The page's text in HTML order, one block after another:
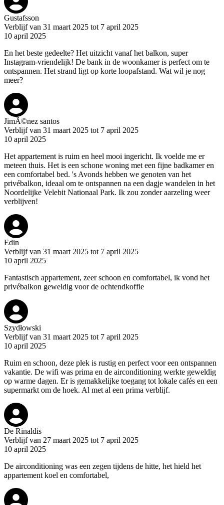
Gustafsson
Verblijf van 31 maart 2025 tot 7 april 2025
10 april 2025
En het beste gedeelte? Het uitzicht vanaf het balkon, super
Instagram-vriendelijk! De bank in de woonkamer is perfect om te
ontspannen. Het strand ligt op korte loopafstand. Wat wil je nog
meer?
JimÃ©nez santos
Verblijf van 31 maart 2025 tot 7 april 2025
10 april 2025
Het appartement is ruim en heel mooi ingericht. Ik voelde me er
meteen thuis. Het is een schone woning met een fijne badkamer en
een comfortabel bed. 's Avonds hebben we genoten van het
privébalkon, ideaal om te ontspannen na een dagje wandelen in het
Noordelijke Velebit Nationaal Park. Ik zou zonder aarzeling weer
verblijven!
Edin
Verblijf van 31 maart 2025 tot 7 april 2025
10 april 2025
Fantastisch appartement, zeer schoon en comfortabel, ik vond het
privébalkon geweldig voor de ochtendkoffie
Szydłowski
Verblijf van 31 maart 2025 tot 7 april 2025
10 april 2025
Ruim en schoon, deze plek is rustig en perfect voor een ontspannen
vakantie. De wifi was prima en de airconditioning werkte geweldig
op warme dagen. Er is gemakkelijke toegang tot lokale cafés en een
supermarkt om de hoek. Al met al een prima verblijf.
De Rinaldis
Verblijf van 27 maart 2025 tot 7 april 2025
10 april 2025
De airconditioning was een zegen tijdens de hitte, het hield het
appartement koel en comfortabel,